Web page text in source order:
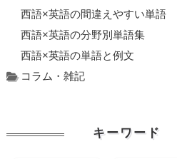
西語×英語の間違えやすい単語
西語×英語の分野別単語集
西語×英語の単語と例文
コラム・雑記
キーワード